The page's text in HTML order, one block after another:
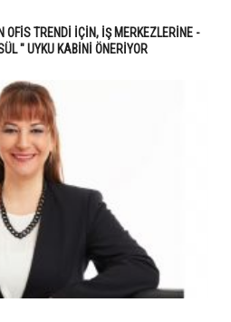
OFİS TRENDİ İÇİN, İŞ MERKEZLERİNE -
" UYKU KABİNİ ÖNERİYOR